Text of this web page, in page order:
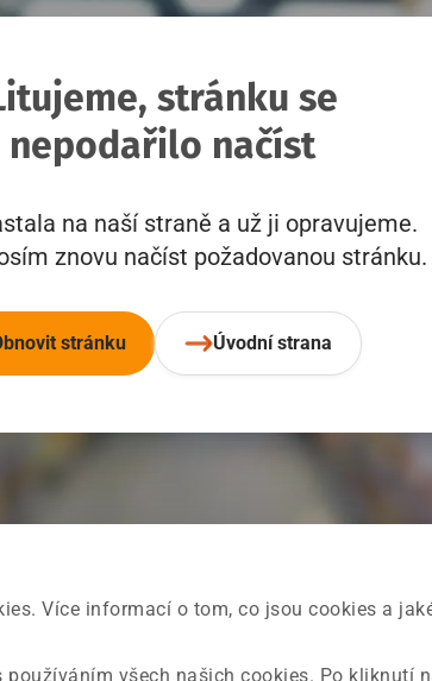
Více informací o tom, co jsou cookies a
všech našich cookies. Po kliknutí
stránku se
nepodařilo načíst
na naší straně a už ji opravujeme.
znovu načíst požadovanou stránku.
stránku Úvodní strana